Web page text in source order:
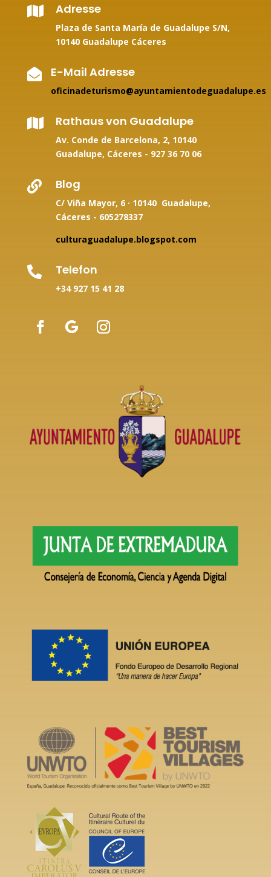
 Adresse
Plaza de Santa María de Guadalupe S/N,
10140 Guadalupe Cáceres
 E-Mail Adresse
oficinadeturismo@ayuntamientodeguadalupe.es
 Rathaus von Guadalupe
Av. Conde de Barcelona, 2, 10140
Guadalupe, Cáceres - 927 36 70 06
 Blog
C/ Viña Mayor, 6 · 10140 Guadalupe,
Cáceres - 605278337
culturaguadalupe.blogspot.com
 Telefon
+34 927 15 41 28